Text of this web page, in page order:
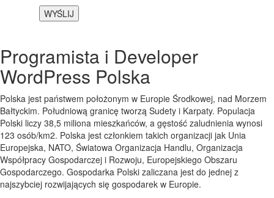
Programista i Developer
WordPress Polska
Polska jest państwem położonym w Europie Środkowej, nad Morzem
Bałtyckim. Południową granicę tworzą Sudety i Karpaty. Populacja
Polski liczy 38,5 miliona mieszkańców, a gęstość zaludnienia wynosi
123 osób/km2. Polska jest członkiem takich organizacji jak Unia
Europejska, NATO, Światowa Organizacja Handlu, Organizacja
Współpracy Gospodarczej i Rozwoju, Europejskiego Obszaru
Gospodarczego. Gospodarka Polski zaliczana jest do jednej z
najszybciej rozwijających się gospodarek w Europie.